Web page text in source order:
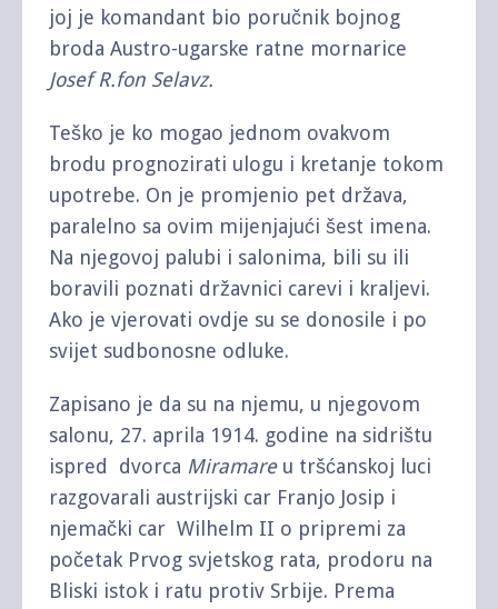
joj je komandant bio poručnik bojnog
broda Austro-ugarske ratne mornarice
Josef R.fon Selavz.
Teško je ko mogao jednom ovakvom
brodu prognozirati ulogu i kretanje tokom
upotrebe. On je promjenio pet država,
paralelno sa ovim mijenjajući šest imena.
Na njegovoj palubi i salonima, bili su ili
boravili poznati državnici carevi i kraljevi.
Ako je vjerovati ovdje su se donosile i po
svijet sudbonosne odluke.
Zapisano je da su na njemu, u njegovom
salonu, 27. aprila 1914. godine na sidrištu
ispred dvorca Miramareu tršćanskoj luci
razgovarali austrijski car Franjo Josip i
njemački car Wilhelm II o pripremi za
početak Prvog svjetskog rata, prodoru na
Bliski istok i ratu protiv Srbije. Prema